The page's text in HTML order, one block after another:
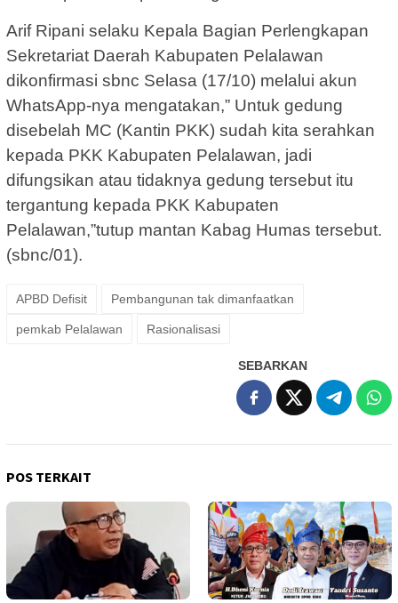
Arif Ripani selaku Kepala Bagian Perlengkapan
Sekretariat Daerah Kabupaten Pelalawan
dikonfirmasi sbnc Selasa (17/10) melalui akun
WhatsApp-nya mengatakan,” Untuk gedung
disebelah MC (Kantin PKK) sudah kita serahkan
kepada PKK Kabupaten Pelalawan, jadi
difungsikan atau tidaknya gedung tersebut itu
tergantung kepada PKK Kabupaten
Pelalawan,”tutup mantan Kabag Humas tersebut.
(sbnc/01).
APBD Defisit Pembangunan tak dimanfaatkan
pemkab Pelalawan Rasionalisasi
SEBARKAN
POS TERKAIT